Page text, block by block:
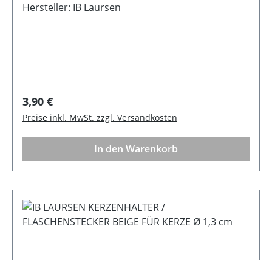
Hersteller: IB Laursen
Regulärer Preis:
3,90 €
Preise inkl. MwSt. zzgl. Versandkosten
In den Warenkorb